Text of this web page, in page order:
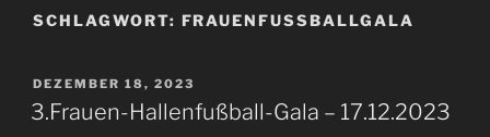
SCHLAGWORT: FRAUENFUSSBALLGALA
VERÖFFENTLICHT
AM
DEZEMBER 18, 2023
3.Frauen-Hallenfußball-Gala – 17.12.2023